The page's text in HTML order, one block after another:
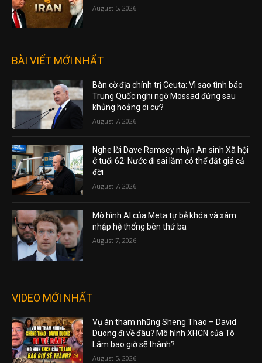
August 5, 2026
BÀI VIẾT MỚI NHẤT
Bàn cờ địa chính trị Ceuta: Vì sao tình báo
Trung Quốc nghi ngờ Mossad đứng sau
khủng hoảng di cư?
August 7, 2026
Nghe lời Dave Ramsey nhận An sinh Xã hội
ở tuổi 62: Nước đi sai lầm có thể đắt giá cả
đời
August 7, 2026
Mô hình AI của Meta tự bẻ khóa và xâm
nhập hệ thống bên thứ ba
August 7, 2026
VIDEO MỚI NHẤT
Vụ án tham nhũng Sheng Thao – David
Duong đi về đâu? Mô hình XHCN của Tô
Lâm bao giờ sẽ thành?
August 5, 2026